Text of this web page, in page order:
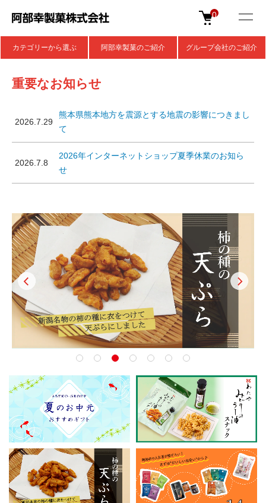
0
カテゴリーから選ぶ 阿部幸製菓のご紹介 グループ会社のご紹介
重要なお知らせ
2026.7.29
熊本県熊本地方を震源とする地震の影響につきまし
て
2026.7.8
2026年インターネットショップ夏季休業のお知ら
せ